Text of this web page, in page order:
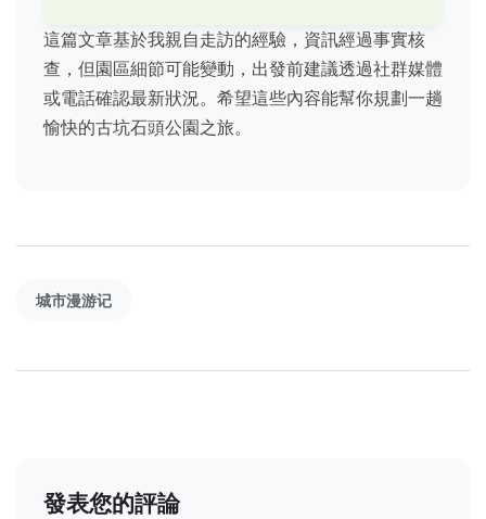
這篇文章基於我親自走訪的經驗，資訊經過事實核
查，但園區細節可能變動，出發前建議透過社群媒體
或電話確認最新狀況。希望這些內容能幫你規劃一趟
愉快的古坑石頭公園之旅。
城市漫游记
發表您的評論